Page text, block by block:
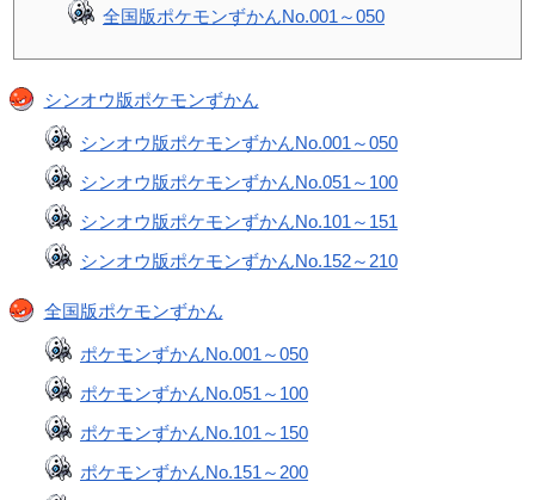
全国版ポケモンずかんNo.001～050
シンオウ版ポケモンずかん
シンオウ版ポケモンずかんNo.001～050
シンオウ版ポケモンずかんNo.051～100
シンオウ版ポケモンずかんNo.101～151
シンオウ版ポケモンずかんNo.152～210
全国版ポケモンずかん
ポケモンずかんNo.001～050
ポケモンずかんNo.051～100
ポケモンずかんNo.101～150
ポケモンずかんNo.151～200